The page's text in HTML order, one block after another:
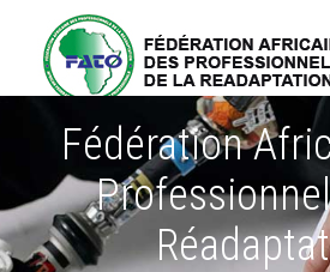
Fédération